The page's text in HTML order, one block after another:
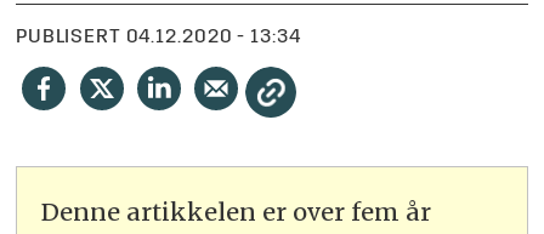
PUBLISERT 04.12.2020 - 13:34
Denne artikkelen er over fem år